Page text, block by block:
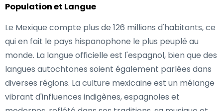
Population et Langue
Le Mexique compte plus de 126 millions d'habitants, ce
qui en fait le pays hispanophone le plus peuplé au
monde. La langue officielle est l'espagnol, bien que des
langues autochtones soient également parlées dans
diverses régions. La culture mexicaine est un mélange
vibrant d'influences indigènes, espagnoles et